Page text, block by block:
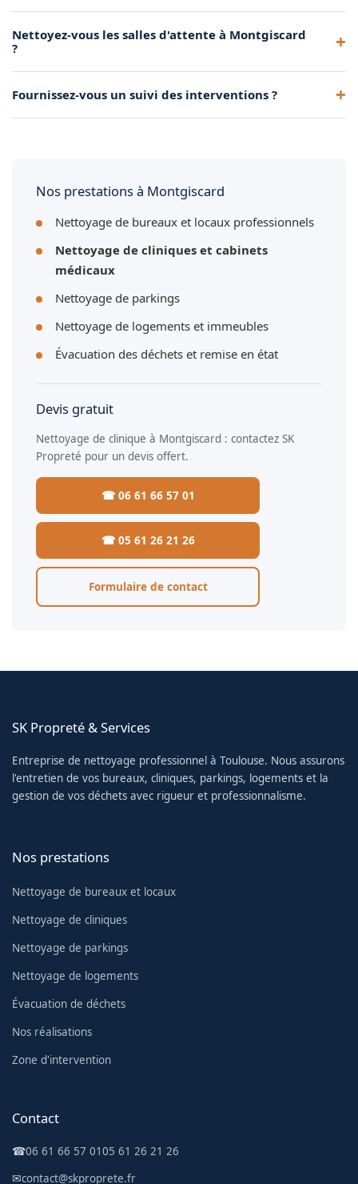
surfaces de contact et un nettoyage approfondi
Nettoyez-vous les salles d'attente à Montgiscard
?
prestation. Nous désinfectons les sièges, comptoirs et
magazines à Montgiscard.
Fournissez-vous un suivi des interventions ?
Nos prestations à Montgiscard
Nettoyage de bureaux et locaux professionnels
Nettoyage de cliniques et cabinets
médicaux
Nettoyage de parkings
Nettoyage de logements et immeubles
Évacuation des déchets et remise en état
Devis gratuit
Nettoyage de clinique à Montgiscard : contactez SK
Propreté pour un devis offert.
☎ 06 61 66 57 01
☎ 05 61 26 21 26
Formulaire de contact
SK Propreté & Services
Entreprise de nettoyage professionnel à Toulouse. Nous assurons
l'entretien de vos bureaux, cliniques, parkings, logements et la
gestion de vos déchets avec rigueur et professionnalisme.
Nos prestations
Nettoyage de bureaux et locaux
Nettoyage de cliniques
Nettoyage de parkings
Nettoyage de logements
Évacuation de déchets
Nos réalisations
Zone d'intervention
Contact
☎06 61 66 57 0105 61 26 21 26
✉contact@skproprete.fr